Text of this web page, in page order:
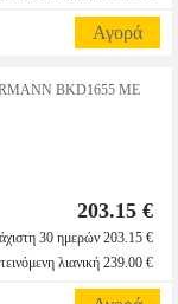
Αγορά
BKD1655 ΜΕ
203.15 €
30 ημερών 203.15 €
λιανική 239.00 €